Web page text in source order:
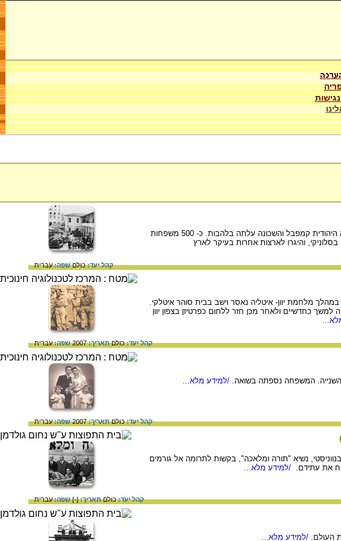
מאז כיבוש סלוניקי בידי יוון התגברה בה האנטישמיות. ב- 29.6.1931 פרצו פרעות בשכונה היהודית קמפבל והשכונה עלתה בלהבות. כ- 500 משפחות
והיגרו לארצות אחרות בעיקר לארץ
קהל יעד:כולםשפה:עברית
מלחמת יוון- איטליה נאסר וישב בבית סוהר איטלקי.
כחדשיים ולאחר מכן חזר ללחום כפרטיזן בצפון יוון
קהל יעד:כולםתאריך:2007 שפה:עברית
המשפחה נספתה בשואה. /למידע מלא...
קהל יעד:כולםתאריך:2007 שפה:עברית
היה אחד ממוסדות החינוך הקהילתיים. ב- 1930 שלח משה בנווניסטי, נשיא "תורה ומלאכה", בקשות לתרומה אל גורמים
את עתידם. /למידע מלא...
קהל יעד:כולםתאריך:[-]שפה:עברית
העולם. /למידע מלא...